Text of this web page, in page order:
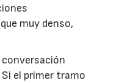
muy denso,
el primer tramo